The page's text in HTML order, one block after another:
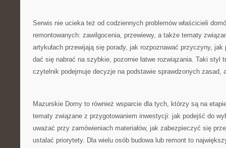
Serwis nie ucieka też od codziennych problemów właścicieli
remontowanych: zawilgocenia, przewiewy, a także tematy
artykułach przewijają się porady, jak rozpoznawać przyczyny, jak
dać się nabrać na szybkie, pozornie łatwe rozwiązania. Taki styl
czytelnik podejmuje decyzje na podstawie sprawdzonych zasad,
Mazurskie Domy to również wsparcie dla tych, którzy są na
tematy związane z przygotowaniem inwestycji: jak podejść do
uważać przy zamówieniach materiałów, jak zabezpieczyć się
ustalać priorytety. Dla wielu osób budowa lub remont to